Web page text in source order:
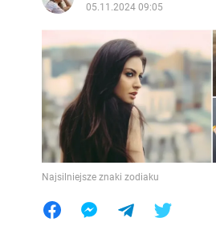
05.11.2024 09:05
Najsilniejsze znaki zodiaku